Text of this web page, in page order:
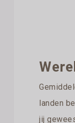
landen
jij